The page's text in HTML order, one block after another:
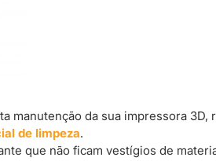
manutenção da sua impressora
de limpeza.
que não ficam vestígios de